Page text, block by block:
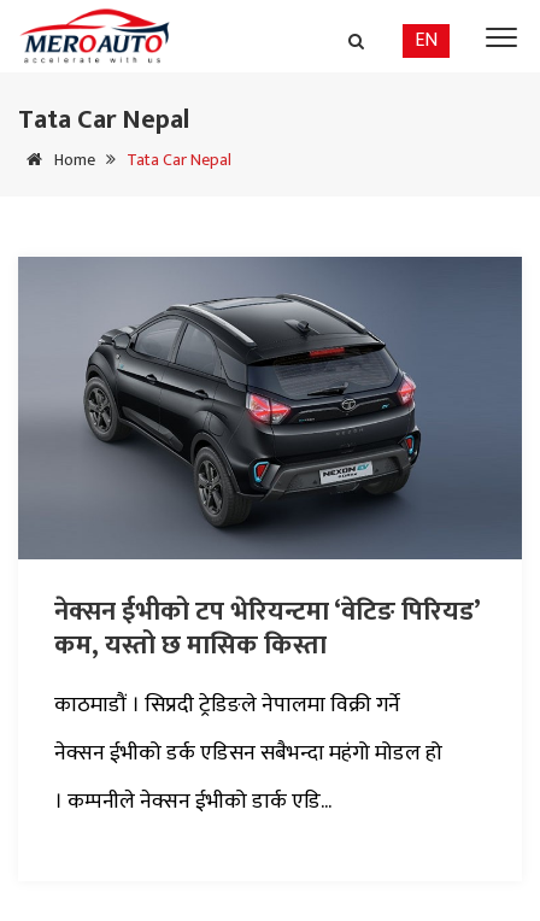
EN
Tata Car Nepal
Home Tata Car Nepal
नेक्सन ईभीको टप भेरियन्टमा ‘वेटिङ पिरियड’
कम, यस्तो छ मासिक किस्ता
काठमाडौं । सिप्रदी ट्रेडिङले नेपालमा विक्री गर्ने
नेक्सन ईभीको डर्क एडिसन सबैभन्दा महंगो मोडल हो
। कम्पनीले नेक्सन ईभीको डार्क एडि...